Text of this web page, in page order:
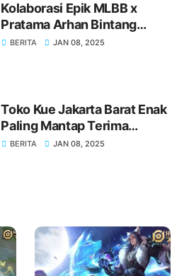
Kolaborasi Epik MLBB x
Pratama Arhan Bintang
Sepak Bola Indonesia, akan
BERITA JAN 08, 2025
Toko Kue Jakarta Barat Enak
Paling Mantap Terima
Pesanan Toko Kue Lanny
BERITA JAN 08, 2025